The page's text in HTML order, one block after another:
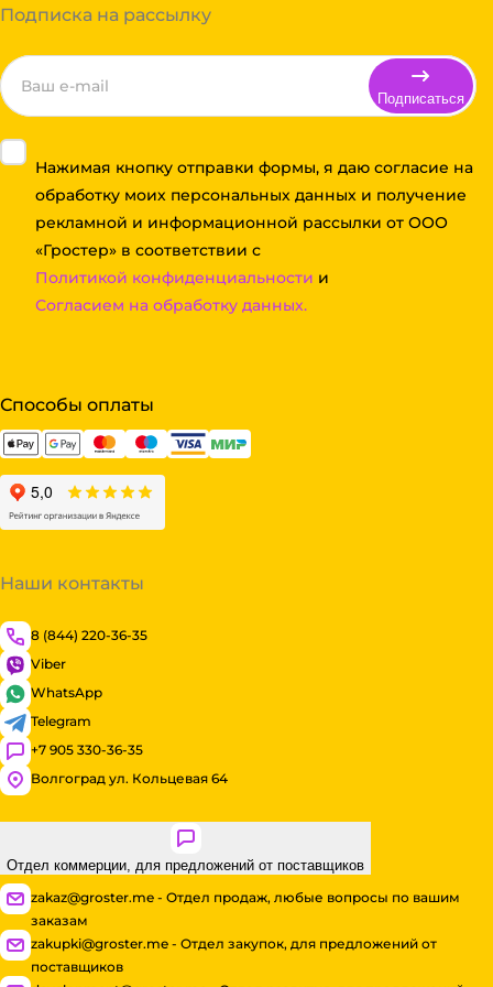
Подписка на рассылку
Подписаться
Нажимая кнопку отправки формы, я даю согласие на
обработку моих персональных данных и получение
рекламной и информационной рассылки от ООО
«Гростер» в соответствии с
Политикой конфиденциальности и
Согласием на обработку данных.
Способы оплаты
Наши контакты
8 (844) 220-36-35
Viber
WhatsApp
Telegram
+7 905 330-36-35
Волгоград ул. Кольцевая 64
Отдел коммерции, для предложений от поставщиков
zakaz@groster.me - Отдел продаж, любые вопросы по вашим
заказам
zakupki@groster.me - Отдел закупок, для предложений от
поставщиков